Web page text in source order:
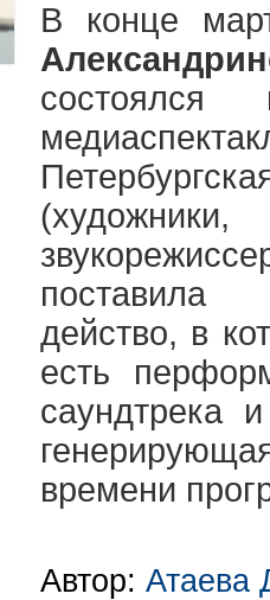
В конце
состоялся
поставила
действо, в
есть
саундтрека
времени
Автор: Атаева